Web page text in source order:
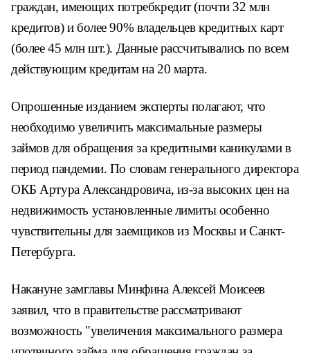
граждан, имеющих потребкредит (почти 32 млн
кредитов) и более 90% владельцев кредитных карт
(более 45 млн шт.). Данные рассчитывались по всем
действующим кредитам на 20 марта.
Опрошенные изданием эксперты полагают, что
необходимо увеличить максимальные размеры
займов для обращения за кредитными каникулами в
период пандемии. По словам генерального директора
ОКБ Артура Александровича, из-за высоких цен на
недвижимость установленные лимиты особенно
чувствительны для заемщиков из Москвы и Санкт-
Петербурга.
Накануне замглавы Минфина Алексей Моисеев
заявил, что в правительстве рассматривают
возможность "увеличения максимального размера